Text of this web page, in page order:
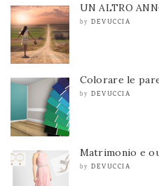
UN ALTRO
by DEVUCCIA
Colorare le
by DEVUCCIA
Matrimonio e
by DEVUCCIA